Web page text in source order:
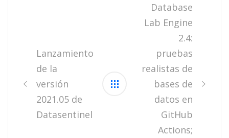
Lanzamiento
de la
versión
2021.05 de
Datasentinel
Database
Lab Engine
2.4:
pruebas
realistas de
bases de
datos en
GitHub
Actions;